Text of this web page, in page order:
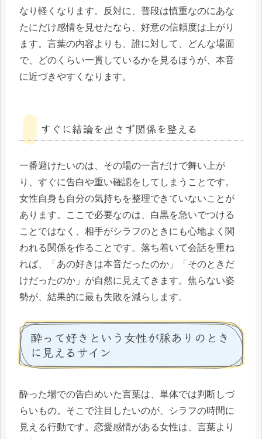
なり軽くなります。反対に、普段は慎重なのにあな
たにだけ感情を見せたなら、好意の信頼度は上がり
ます。言葉の内容よりも、誰に対して、どんな場面
で、どのくらい一貫しているかを見るほうが、本音
に近づきやすくなります。
すぐに結論を出さず関係を整える
一番避けたいのは、その場の一言だけで舞い上が
り、すぐに告白や重い確認をしてしまうことです。
女性自身も自分の気持ちを整理できていないことが
あります。ここで必要なのは、白黒を急いでつける
ことではなく、相手がシラフのときにも心地よく関
われる関係を作ることです。落ち着いて会話を重ね
れば、「あの好きは本音だったのか」「そのときだ
けだったのか」が自然に見えてきます。焦らない姿
勢が、結果的に最も失敗を減らします。
酔って好きという女性が脈ありのとき
に見えるサイン
酔った場での告白めいた言葉は、単体では判断しづ
らいもの。そこで注目したいのが、シラフの時間に
見える行動です。恋愛感情がある女性は、言葉より